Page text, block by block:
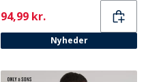
Current
94,99 kr.
Nyheder